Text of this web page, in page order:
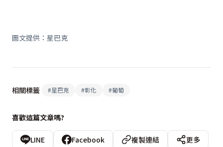
圖文提供：星巴克
相關標籤 #星巴克 #彰化 #葡萄
喜歡這篇文章嗎?
LINE Facebook 複製連結
更多